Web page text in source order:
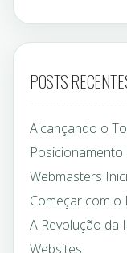
POSTS
Alcançando o
Webmasters
Começar com o
A Revolução da
Websites